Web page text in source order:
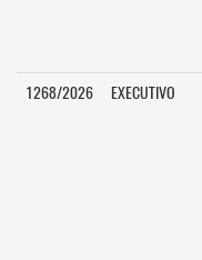
1268/2026
EXECUTIVO